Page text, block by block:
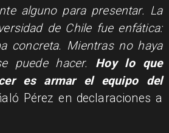
alguno para presentar. La
de Chile fue enfática:
concreta. Mientras no haya
puede hacer. Hoy lo que
es armar el equipo del
Pérez en declaraciones a